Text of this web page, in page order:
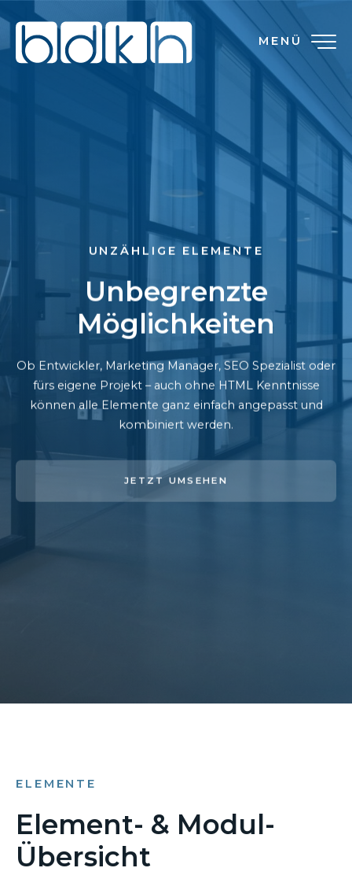
MENÜ
UNZÄHLIGE ELEMENTE
Unbegrenzte
Möglichkeiten
Ob Entwickler, Marketing Manager, SEO Spezialist oder
fürs eigene Projekt – auch ohne HTML Kenntnisse
können alle Elemente ganz einfach angepasst und
kombiniert werden.
JETZT UMSEHEN
ELEMENTE
Element- & Modul-
Übersicht